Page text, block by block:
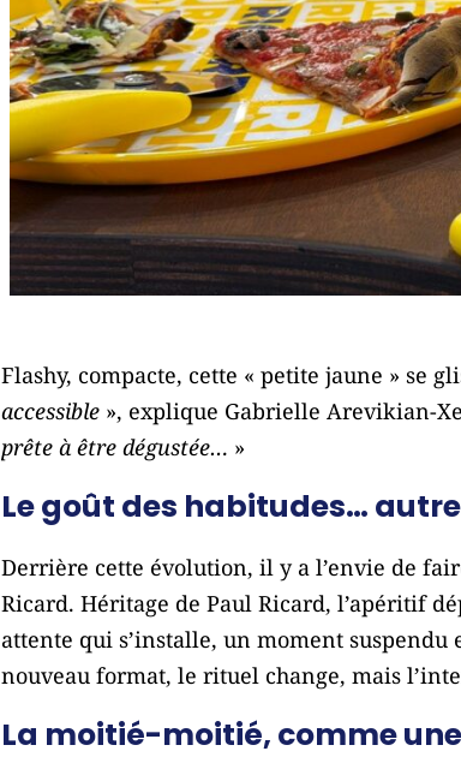
Flashy, compacte, cette « petite jaune » se
accessible », explique Gabrielle Arevikian-
prête à être dégustée… »
Le goût des habitudes…
Derrière cette évolution, il y a l’envie de
Ricard. Héritage de Paul Ricard, l’apéritif
attente qui s’installe, un moment
nouveau format, le rituel change, mais
La moitié-moitié, comme